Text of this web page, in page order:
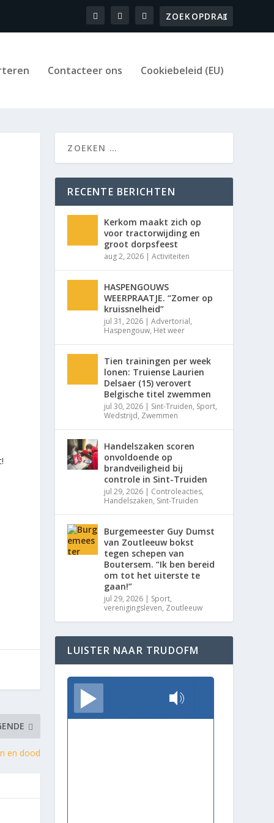
Contacteer ons Cookiebeleid (EU)
en dood
RECENTE BERICHTEN
Kerkom maakt zich op
voor tractorwijding en
groot dorpsfeest
aug 2, 2026 |Activiteiten
HASPENGOUWS
WEERPRAATJE. “Zomer op
kruissnelheid”
jul 31, 2026 |Advertorial,
Haspengouw, Het weer
Tien trainingen per week
lonen: Truiense Laurien
Delsaer (15) verovert
Belgische titel zwemmen
jul 30, 2026 | Sint-Truiden, Sport,
Wedstrijd, Zwemmen
Handelszaken scoren
onvoldoende op
brandveiligheid bij
controle in Sint-Truiden
jul 29, 2026 | Controleacties,
Handelszaken, Sint-Truiden
Burgemeester Guy Dumst
van Zoutleeuw bokst
tegen schepen van
Boutersem. “Ik ben bereid
om tot het uiterste te
gaan!”
jul 29, 2026 | Sport,
verenigingsleven, Zoutleeuw
LUISTER NAAR TRUDOFM
TrudoFM